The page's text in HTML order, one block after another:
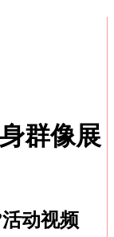
群像展
动视频